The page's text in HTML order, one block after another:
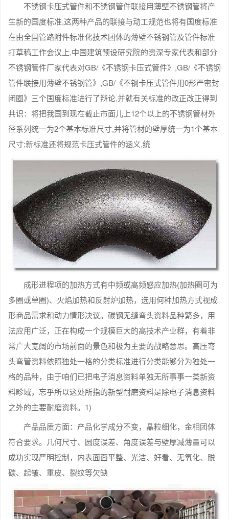
不锈钢卡压式管件和不锈钢管件联接用薄壁不锈钢管将产
生新的国度标准,这两种产品的联接与动工规范也将有国度标准
在由全国管路附件标准化技术团体的薄壁不锈钢管及管件标准
打草稿工作会议上,中国建筑预设研究院的资深专家代表和部分
不锈钢管件厂家代表对GB/《不锈钢卡压式管件》,GB/《不锈钢
管件联接用薄壁不锈钢管》,GB/《不钢卡压式管件用0形严密封
闭圈》三个国度标准进行了辩论,并就有关标准的改正改正得到
共识：将把我国到现在截止市面儿上12个以上的不锈钢管材外
径系列统一为2个基本标准尺寸,并将管材的壁厚统一为1个基本
尺寸;新标准还将规范卡压式管件的涵义,统
成形进程项的加热方式有中频或高频感应加热(加热圈可为
多圈或单圈)、火焰加热和反射炉加热，选用何种加热方式视成
形商品需求和动力情形决议。碳钢无缝弯头资料品种繁多，用
法应用广泛，正在构成一个规模巨大的高技术产业群，有着非
常广大宽阔的市场前面的景色和极为主要的战略意思。高压弯
头弯管资料依照独处一格的分类标准进行分类能够分为独处一
格的品种，由于咱们已把电子消息资料单独无所事事一类新资
料畛域，忘乎所以这处所指的新型耐磨资料是除电子消息资料
之外的主要耐磨资料。1)
产品品质方面：产品化学成分不变，晶粒细化，金相团体
符合要求。几何尺寸、圆度误差、角度误差与壁厚减薄量可以
成功实现严明控制，内表面面平整、光洁、好看、无氧化、脱
碳、起皱、重皮、裂纹等欠缺